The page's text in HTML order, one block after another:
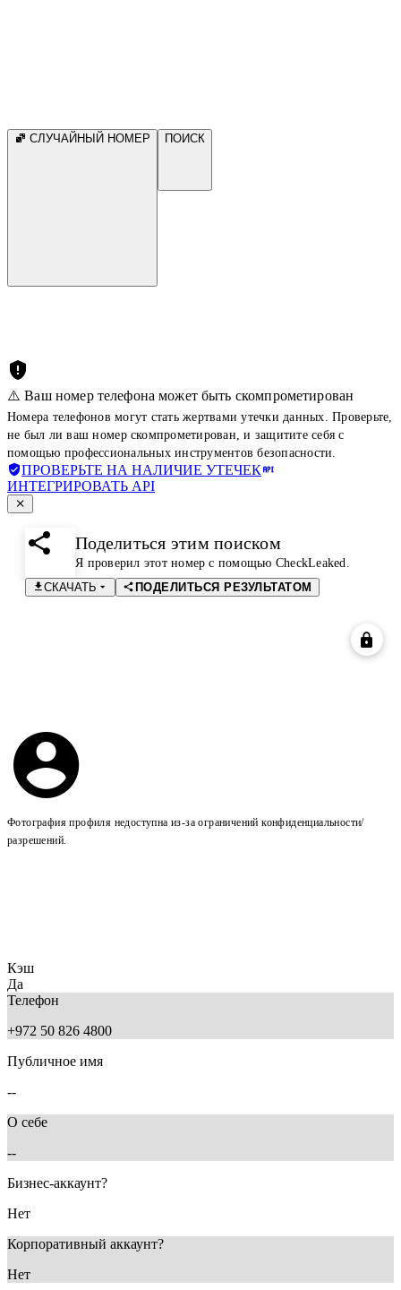
СЛУЧАЙНЫЙ НОМЕР ПОИСК
⚠️ Ваш номер телефона может быть скомпрометирован
Номера телефонов могут стать жертвами утечки данных. Проверьте,
не был ли ваш номер скомпрометирован, и защитите себя с
помощью профессиональных инструментов безопасности.
ПРОВЕРЬТЕ НА НАЛИЧИЕ УТЕЧЕК
ИНТЕГРИРОВАТЬ API
Поделиться этим поиском
Я проверил этот номер с помощью CheckLeaked.
СКАЧАТЬ
ПОДЕЛИТЬСЯ РЕЗУЛЬТАТОМ
Фотография профиля недоступна из-за ограничений конфиденциальности/
разрешений.
Кэш
Да
Телефон
+972 50 826 4800
Публичное имя
--
О себе
--
Бизнес-аккаунт?
Нет
Корпоративный аккаунт?
Нет